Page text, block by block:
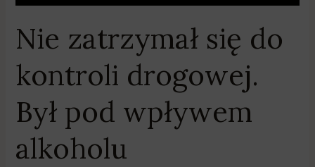
Nie zatrzymał się do
kontroli drogowej.
Był pod wpływem
alkoholu